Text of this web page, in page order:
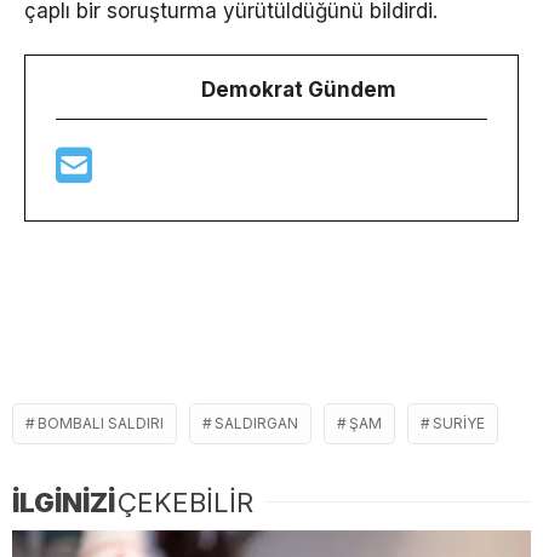
çaplı bir soruşturma yürütüldüğünü bildirdi.
Demokrat Gündem
BOMBALI SALDIRI SALDIRGAN ŞAM SURIYE
İLGİNİZİÇEKEBİLİR